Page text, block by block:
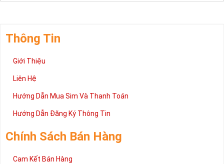
Thông Tin
Giới Thiệu
Liên Hệ
Hướng Dẫn Mua Sim Và Thanh Toán
Hướng Dẫn Đăng Ký Thông Tin
Chính Sách Bán Hàng
Cam Kết Bán Hàng